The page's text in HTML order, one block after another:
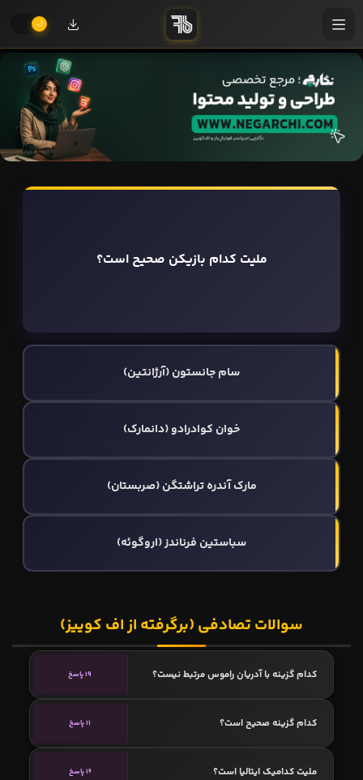
ملیت کدام بازیکن صحیح است؟
سام جانستون (آرژانتین)
خوان کوادرادو (دانمارک)
مارک آندره‌ تراشتگن (صربستان)
سباستین فرناندز (اروگوئه)
سوالات تصادفی (برگرفته از اف کوییز)
کدام گزینه با آدریان راموس مرتبط نیست؟ 19 پاسخ
کدام گزینه صحیح است؟ 11 پاسخ
ملیت کدامیک ایتالیا است؟ 16 پاسخ